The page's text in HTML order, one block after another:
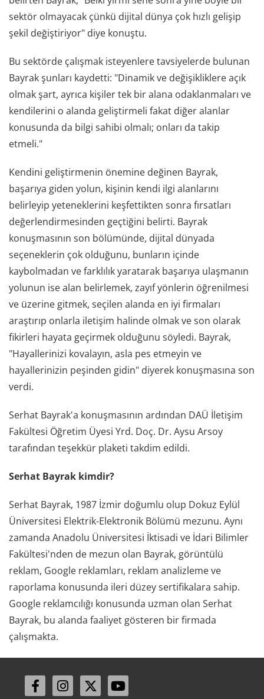
sektör olmayacak çünkü dijital dünya çok hızlı gelişip
şekil değiştiriyor" diye konuştu.
Bu sektörde çalışmak isteyenlere tavsiyelerde bulunan
Bayrak şunları kaydetti: "Dinamik ve değişikliklere açık
olmak şart, ayrıca kişiler tek bir alana odaklanmaları ve
kendilerini o alanda geliştirmeli fakat diğer alanlar
konusunda da bilgi sahibi olmalı; onları da takip
etmeli."
Kendini geliştirmenin önemine değinen Bayrak,
başarıya giden yolun, kişinin kendi ilgi alanlarını
belirleyip yeteneklerini keşfettikten sonra fırsatları
değerlendirmesinden geçtiğini belirti. Bayrak
konuşmasının son bölümünde, dijital dünyada
seçeneklerin çok olduğunu, bunların içinde
kaybolmadan ve farklılık yaratarak başarıya ulaşmanın
yolunun ise alan belirlemek, zayıf yönlerin öğrenilmesi
ve üzerine gitmek, seçilen alanda en iyi firmaları
araştırıp onlarla iletişim halinde olmak ve son olarak
fikirleri hayata geçirmek olduğunu söyledi. Bayrak,
"Hayallerinizi kovalayın, asla pes etmeyin ve
hayallerinizin peşinden gidin" diyerek konuşmasına son
verdi.
Serhat Bayrak'a konuşmasının ardından DAÜ İletişim
Fakültesi Öğretim Üyesi Yrd. Doç. Dr. Aysu Arsoy
tarafından teşekkür plaketi takdim edildi.
Serhat Bayrak kimdir?
Serhat Bayrak, 1987 İzmir doğumlu olup Dokuz Eylül
Üniversitesi Elektrik-Elektronik Bölümü mezunu. Aynı
zamanda Anadolu Üniversitesi İktisadi ve İdari Bilimler
Fakültesi'nden de mezun olan Bayrak, görüntülü
reklam, Google reklamları, reklam analizleme ve
raporlama konusunda ileri düzey sertifikalara sahip.
Google reklamcılığı konusunda uzman olan Serhat
Bayrak, bu alanda faaliyet gösteren bir firmada
çalışmakta.